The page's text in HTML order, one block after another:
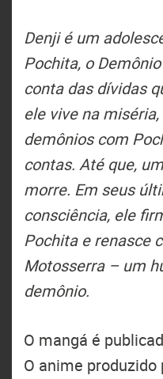
Denji é um
Pochita, o
conta das dívidas
ele vive na
demônios com
contas. Até que,
morre. Em seus
consciência, ele
Pochita e renasce
Motosserra – um
demônio.
O mangá é
O anime produzido